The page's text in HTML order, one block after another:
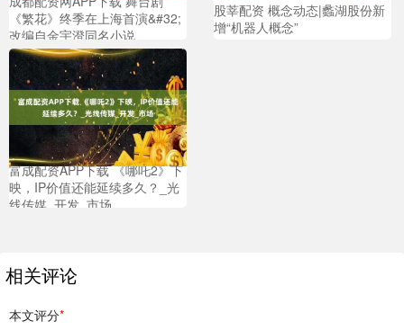
《繁花》终季在上海首演&#32;
改编自金宇澄同名小说
股莘配资 概念动态|蠡湖股份新
增“机器人概念”
富成配资APP下载 《哪吒2》下
映，IP价值还能延续多久？_光
线传媒_开发_市场
相关评论
本文评分*